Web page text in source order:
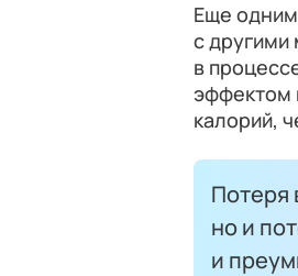
Еще
с другими
в
эффектом
калорий,
Потеря
но и
и